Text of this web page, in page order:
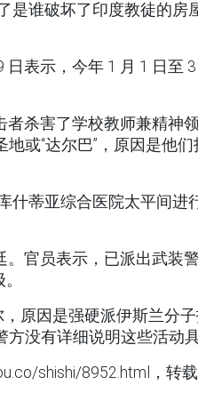
是谁破坏了印度教徒的房
表示，今年 1 月 1 日至
杀害了学校教师兼精神领
或“达尔巴”，原因是他
什蒂亚综合医院太平间进
官员表示，已派出武装
原因是强硬派伊斯兰分子
没有详细说明这些活动具
shishi/8952.html，转载